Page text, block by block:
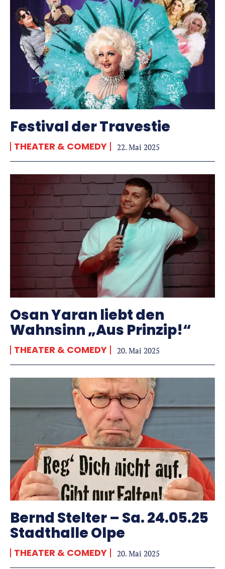
Festival der Travestie
THEATER & COMEDY 22. Mai 2025
Osan Yaran liebt den
Wahnsinn „Aus Prinzip!“
THEATER & COMEDY 20. Mai 2025
Bernd Stelter – Sa. 24.05.25
Stadthalle Olpe
THEATER & COMEDY 20. Mai 2025